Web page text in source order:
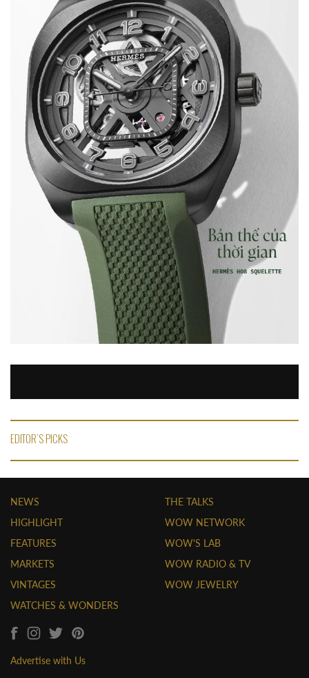
EDITOR'S PICKS
NEWS
HIGHLIGHT
FEATURES
MARKETS
VINTAGES
WATCHES & WONDERS
THE TALKS
WOW NETWORK
WOW'S LAB
WOW RADIO & TV
WOW JEWELRY
Advertise with Us